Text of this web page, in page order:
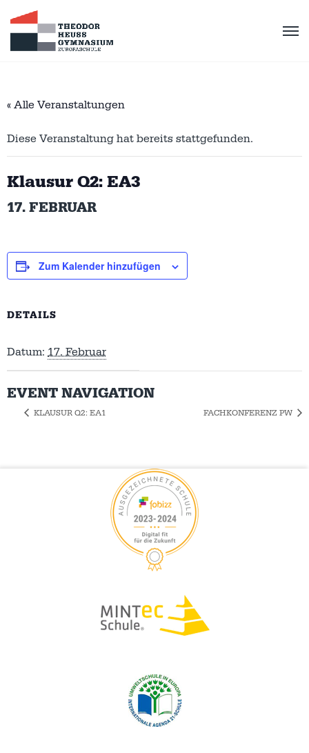
« Alle Veranstaltungen
Diese Veranstaltung hat bereits stattgefunden.
Klausur Q2: EA3
17. FEBRUAR
Zum Kalender hinzufügen
DETAILS
Datum: 17. Februar
EVENT NAVIGATION
KLAUSUR Q2: EA1 FACHKONFERENZ PW